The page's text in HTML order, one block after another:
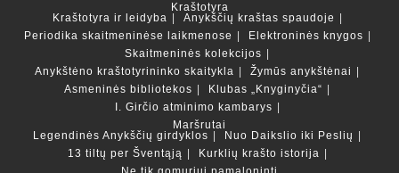
Kraštotyra
Kraštotyra ir leidyba
Anykščių kraštas spaudoje
Periodika skaitmeninėse laikmenose
Elektroninės knygos
Skaitmeninės kolekcijos
Anykštėno kraštotyrininko skaitykla
Žymūs anykštėnai
Asmeninės bibliotekos
Klubas „Knyginyčia“
I. Girčio atminimo kambarys
Maršrutai
Legendinės Anykščių girdyklos
Nuo Daikslio iki Peslių
13 tiltų per Šventąją
Kurklių krašto istorija